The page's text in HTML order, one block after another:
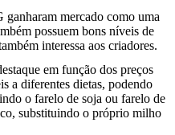
mercado como uma
possuem bons níveis de
interessa aos criadores.
em função dos preços
a diferentes dietas, podendo
o farelo de soja ou farelo de
substituindo o próprio milho